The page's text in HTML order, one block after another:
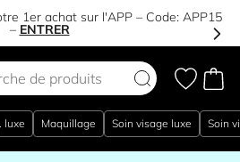
1er achat sur l'APP – Code: APP15
– ENTRER
luxe Maquillage Soin visage luxe Soin